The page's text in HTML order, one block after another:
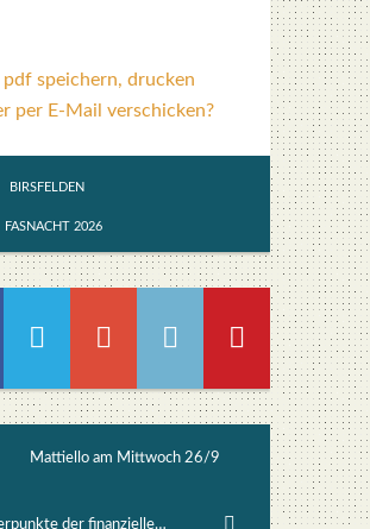
pdf speichern, drucken
per E-Mail verschicken?
BIRSFELDEN
FASNACHT 2026
Mattiello am Mittwoch 26/9
Schwerpunkte der finanziellen Unterstützung